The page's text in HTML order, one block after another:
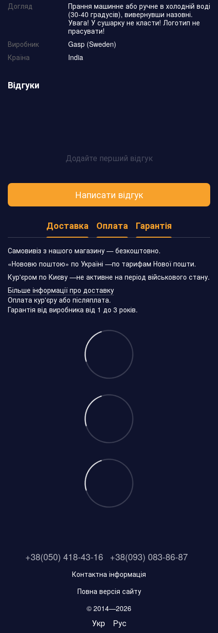
Догляд
Прання машинне або ручне в холодній воді
(30-40 градусів), вивернувши назовні.
Увага! У сушарку не класти! Логотип не
прасувати!
Виробник
Gasp (Sweden)
Країна
India
Відгуки
Додайте перший відгук
Написати відгук
Доставка Оплата Гарантія
Самовивіз з нашого магазину — безкоштовно.
«Нововю поштою» по Україні —по тарифам Нової пошти.
Кур'єром по Києву —не активне на період військового стану.
Більше інформації про доставку
Оплата кур'єру або післяплата.
Гарантія від виробника від 1 до 3 років.
+38(050) 418-43-16 +38(093) 083-86-87
Контактна інформація
Повна версія сайту
© 2014—2026
Укр Рус